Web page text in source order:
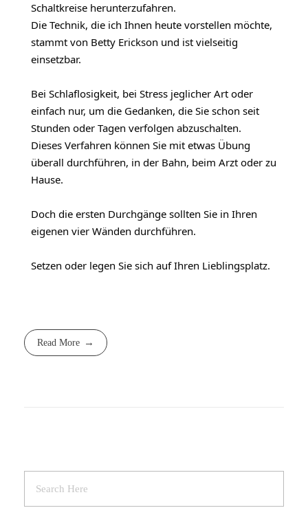
Schaltkreise herunterzufahren.
Die Technik, die ich Ihnen heute vorstellen möchte,
stammt von Betty Erickson und ist vielseitig
einsetzbar.
Bei Schlaflosigkeit, bei Stress jeglicher Art oder
einfach nur, um die Gedanken, die Sie schon seit
Stunden oder Tagen verfolgen abzuschalten.
Dieses Verfahren können Sie mit etwas Übung
überall durchführen, in der Bahn, beim Arzt oder zu
Hause.
Doch die ersten Durchgänge sollten Sie in Ihren
eigenen vier Wänden durchführen.
Setzen oder legen Sie sich auf Ihren Lieblingsplatz.
Read More